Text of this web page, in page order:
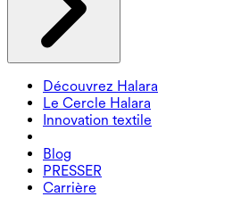
Découvrez Halara
Le Cercle Halara
Innovation textile
Blog
PRESSER
Carrière